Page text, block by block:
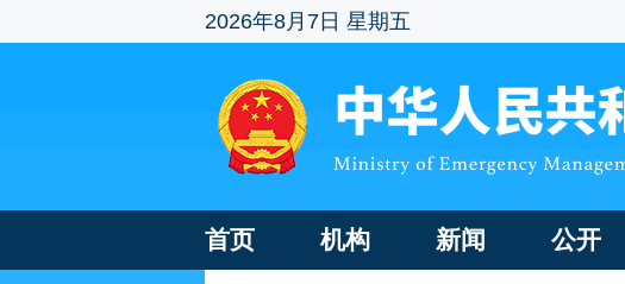
2026年8月7日 星期五
首页 机构 新闻 公开